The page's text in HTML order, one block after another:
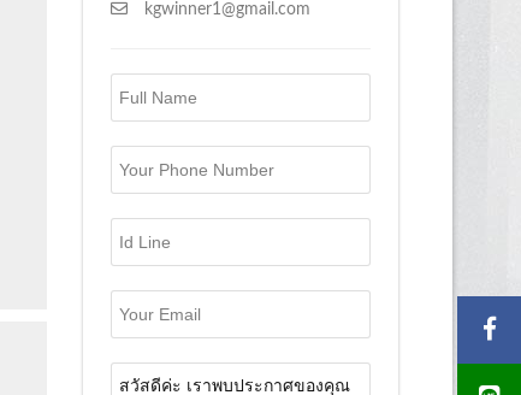
kgwinner1@gmail.com